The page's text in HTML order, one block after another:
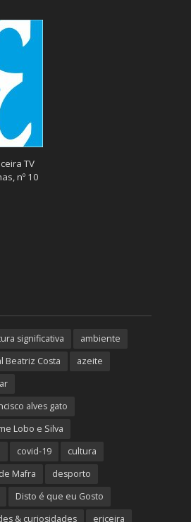
TV
nº 10
significativa
ambiente
Beatriz Costa
azeite
alves gato
Lobo e Silva
covid-19
cultura
Mafra
desporto
Disto é que eu Gosto
& curiosidades ericeira